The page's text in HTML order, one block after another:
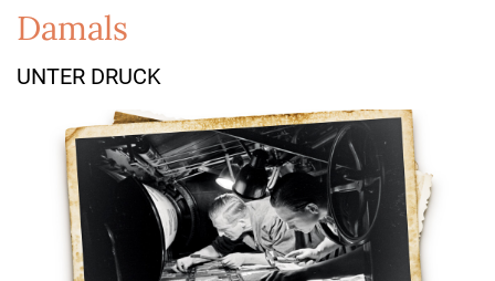
TITELTHEMA
PRAXIS
UNTERHALTUNG
VORSCHAU
Damals
UNTER DRUCK